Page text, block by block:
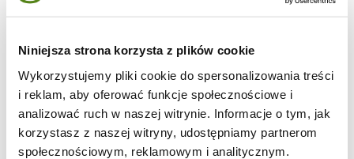
Niniejsza strona korzysta z plików cookie
Wykorzystujemy pliki cookie do spersonalizowania treści
i reklam, aby oferować funkcje społecznościowe i
analizować ruch w naszej witrynie. Informacje o tym, jak
korzystasz z naszej witryny, udostępniamy partnerom
społecznościowym, reklamowym i analitycznym.